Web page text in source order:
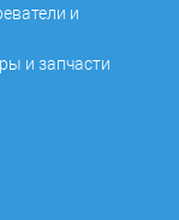
и
и запчасти